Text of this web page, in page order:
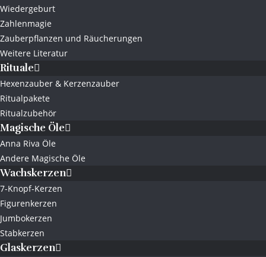
Wiedergeburt
Zahlenmagie
Zauberpflanzen und Räucherungen
Weitere Literatur
Rituale
Hexenzauber & Kerzenzauber
Ritualpakete
Ritualzubehör
Magische Öle
Anna Riva Öle
Andere Magische Öle
Wachskerzen
7-Knopf-Kerzen
Figurenkerzen
Jumbokerzen
Stabkerzen
Glaskerzen